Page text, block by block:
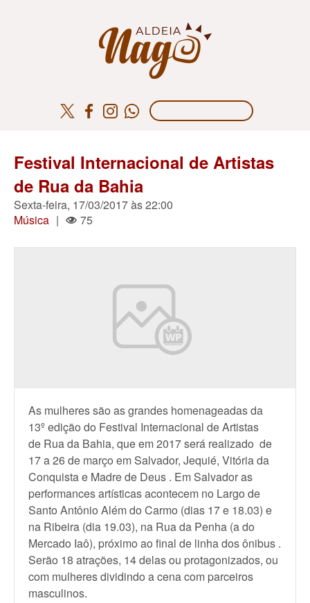
Festival Internacional de Artistas
de Rua da Bahia
Sexta-feira, 17/03/2017 às 22:00
Música | 75
As mulheres são as grandes homenageadas da
13º edição do Festival Internacional de Artistas
de Rua da Bahia, que em 2017 será realizado de
17 a 26 de março em Salvador, Jequié, Vitória da
Conquista e Madre de Deus . Em Salvador as
performances artísticas acontecem no Largo de
Santo Antônio Além do Carmo (dias 17 e 18.03) e
na Ribeira (dia 19.03), na Rua da Penha (a do
Mercado Iaô), próximo ao final de linha dos ônibus .
Serão 18 atrações, 14 delas ou protagonizados, ou
com mulheres dividindo a cena com parceiros
masculinos.